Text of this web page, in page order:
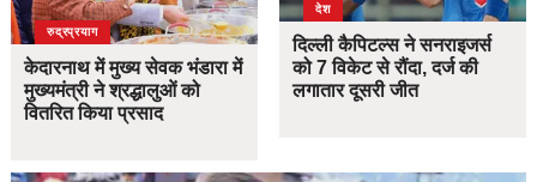
उत्तराखंड
देश
रुद्रप्रयाग
केदारनाथ में मुख्य सेवक भंडारा में
मुख्यमंत्री ने श्रद्धालुओं को
वितरित किया प्रसाद
देश
दिल्ली कैपिटल्स ने सनराइजर्स
को 7 विकेट से रौंदा, दर्ज की
लगातार दूसरी जीत